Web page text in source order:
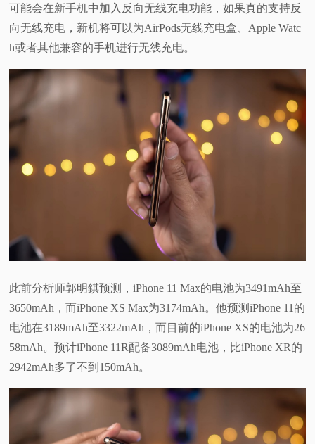
可能会在新手机中加入反向无线充电功能，如果真的支持反
向无线充电，新机将可以为AirPods无线充电盒、Apple Watc
h或者其他兼容的手机进行无线充电。
此前分析师郭明錤预测，iPhone 11 Max的电池为3491mAh至
3650mAh，而iPhone XS Max为3174mAh。他预测iPhone 11的
电池在3189mAh至3322mAh，而目前的iPhone XS的电池为26
58mAh。预计iPhone 11R配备3089mAh电池，比iPhone XR的
2942mAh多了不到150mAh。